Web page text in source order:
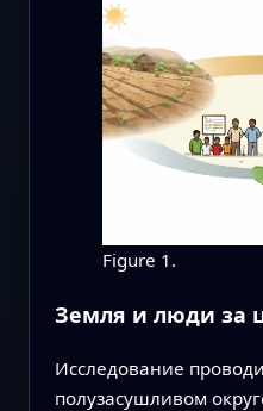
Figure 1.
Земля и люди за
Исследование
полузасушливом